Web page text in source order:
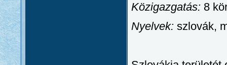
Közigazgatás: 8
Nyelvek: szlovák,